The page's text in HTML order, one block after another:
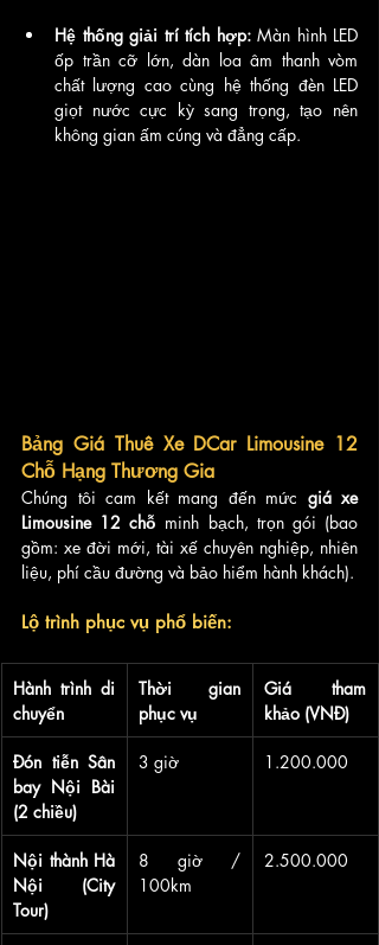
Hệ thống giải trí tích hợp: Màn hình LED
ốp trần cỡ lớn, dàn loa âm thanh vòm
chất lượng cao cùng hệ thống đèn LED
giọt nước cực kỳ sang trọng, tạo nên
không gian ấm cúng và đẳng cấp.
Bảng Giá Thuê Xe DCar Limousine 12
Chỗ Hạng Thương Gia
Chúng tôi cam kết mang đến mức giá xe
Limousine 12 chỗ minh bạch, trọn gói (bao
gồm: xe đời mới, tài xế chuyên nghiệp, nhiên
liệu, phí cầu đường và bảo hiểm hành khách).
Lộ trình phục vụ phổ biến:
Hành trình di
chuyển
Thời gian
phục vụ
Giá tham
khảo (VNĐ)
Đón tiễn Sân
bay Nội Bài
(2 chiều)
3 giờ 1.200.000
Nội thành Hà
Nội (City
Tour)
8 giờ /
100km
2.500.000